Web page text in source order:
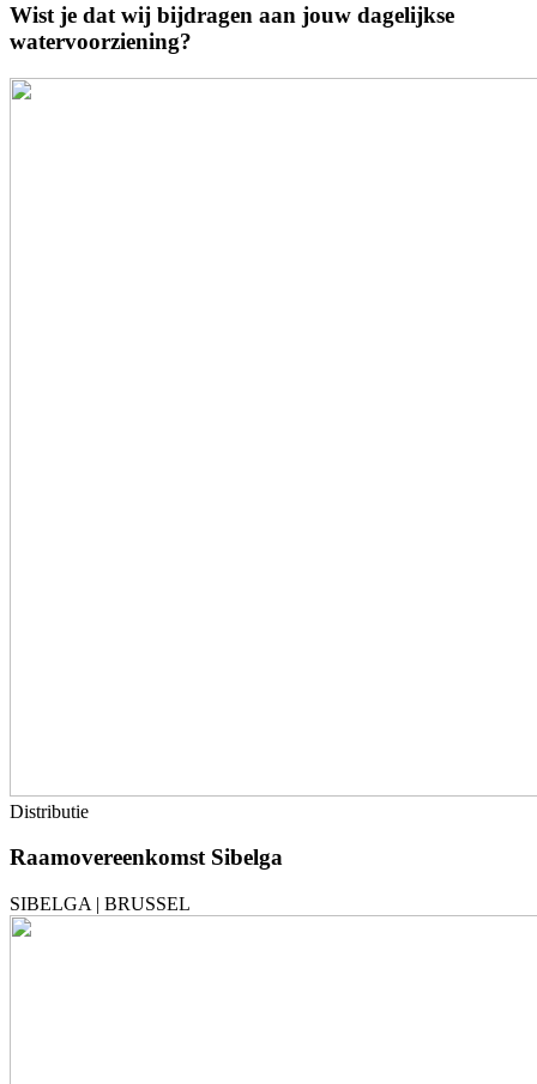
Wist je dat wij bijdragen aan jouw dagelijkse
watervoorziening?
Distributie
Raamovereenkomst Sibelga
SIBELGA | BRUSSEL